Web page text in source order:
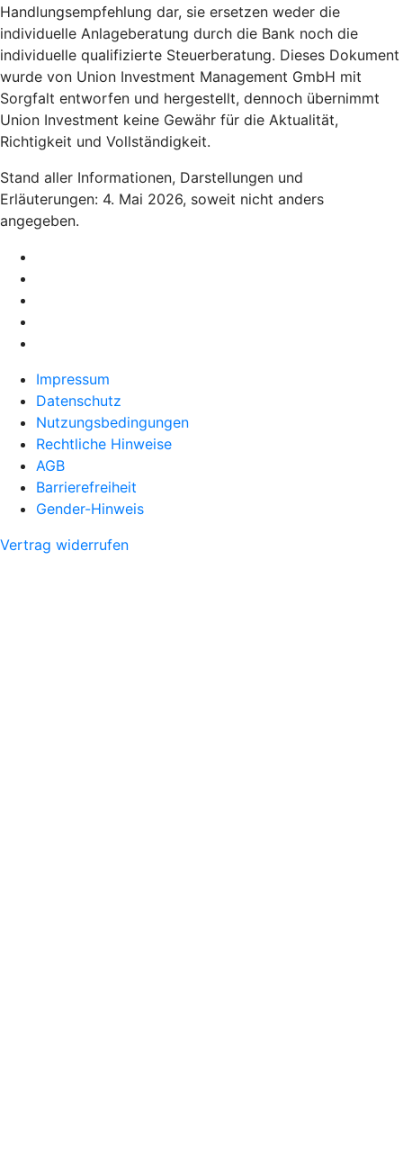
Handlungsempfehlung dar, sie ersetzen weder die
individuelle Anlageberatung durch die Bank noch die
individuelle qualifizierte Steuerberatung. Dieses Dokument
wurde von Union Investment Management GmbH mit
Sorgfalt entworfen und hergestellt, dennoch übernimmt
Union Investment keine Gewähr für die Aktualität,
Richtigkeit und Vollständigkeit.
Stand aller Informationen, Darstellungen und
Erläuterungen: 4. Mai 2026, soweit nicht anders
angegeben.
Impressum
Datenschutz
Nutzungsbedingungen
Rechtliche Hinweise
AGB
Barrierefreiheit
Gender-Hinweis
Vertrag widerrufen